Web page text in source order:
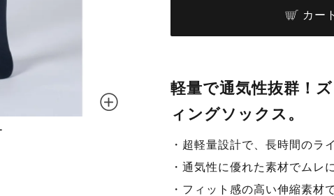
カー
軽量で通気性抜群！
ィングソックス。
・超軽量設計で、長時間のラ
・通気性に優れた素材でムレ
・フィット感の高い伸縮素材